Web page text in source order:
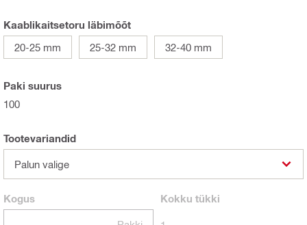
Kaablikaitsetoru läbimõõt
20-25 mm
25-32 mm 32-40 mm
Paki suurus
100
Tootevariandid
Palun valige
Kogus Kokku tükki